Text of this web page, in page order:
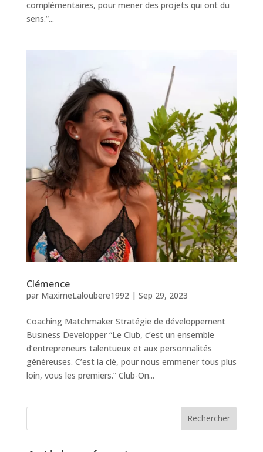
complémentaires, pour mener des projets qui ont du
sens.”...
Clémence
par MaximeLaloubere1992| Sep 29, 2023
Coaching Matchmaker Stratégie de développement
Business Developper “Le Club, c’est un ensemble
d’entrepreneurs talentueux et aux personnalités
généreuses. C’est la clé, pour nous emmener tous plus
loin, vous les premiers.” Club-On...
Rechercher